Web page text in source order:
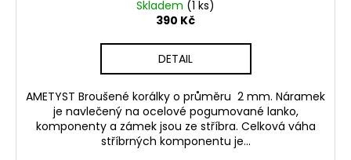
Skladem (1 ks)
390 Kč
DETAIL
AMETYST Broušené korálky o průměru 2 mm. Náramek
je navlečený na ocelové pogumované lanko,
komponenty a zámek jsou ze stříbra. Celková váha
stříbrných komponentu je...